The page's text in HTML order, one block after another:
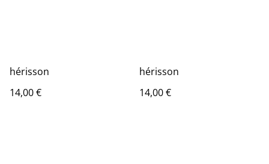
hérisson
14,00 €
hérisson
14,00 €